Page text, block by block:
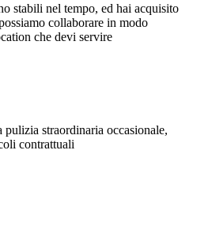
stabili nel tempo, ed hai acquisito
collaborare in modo
che devi servire
straordinaria occasionale,
contrattuali